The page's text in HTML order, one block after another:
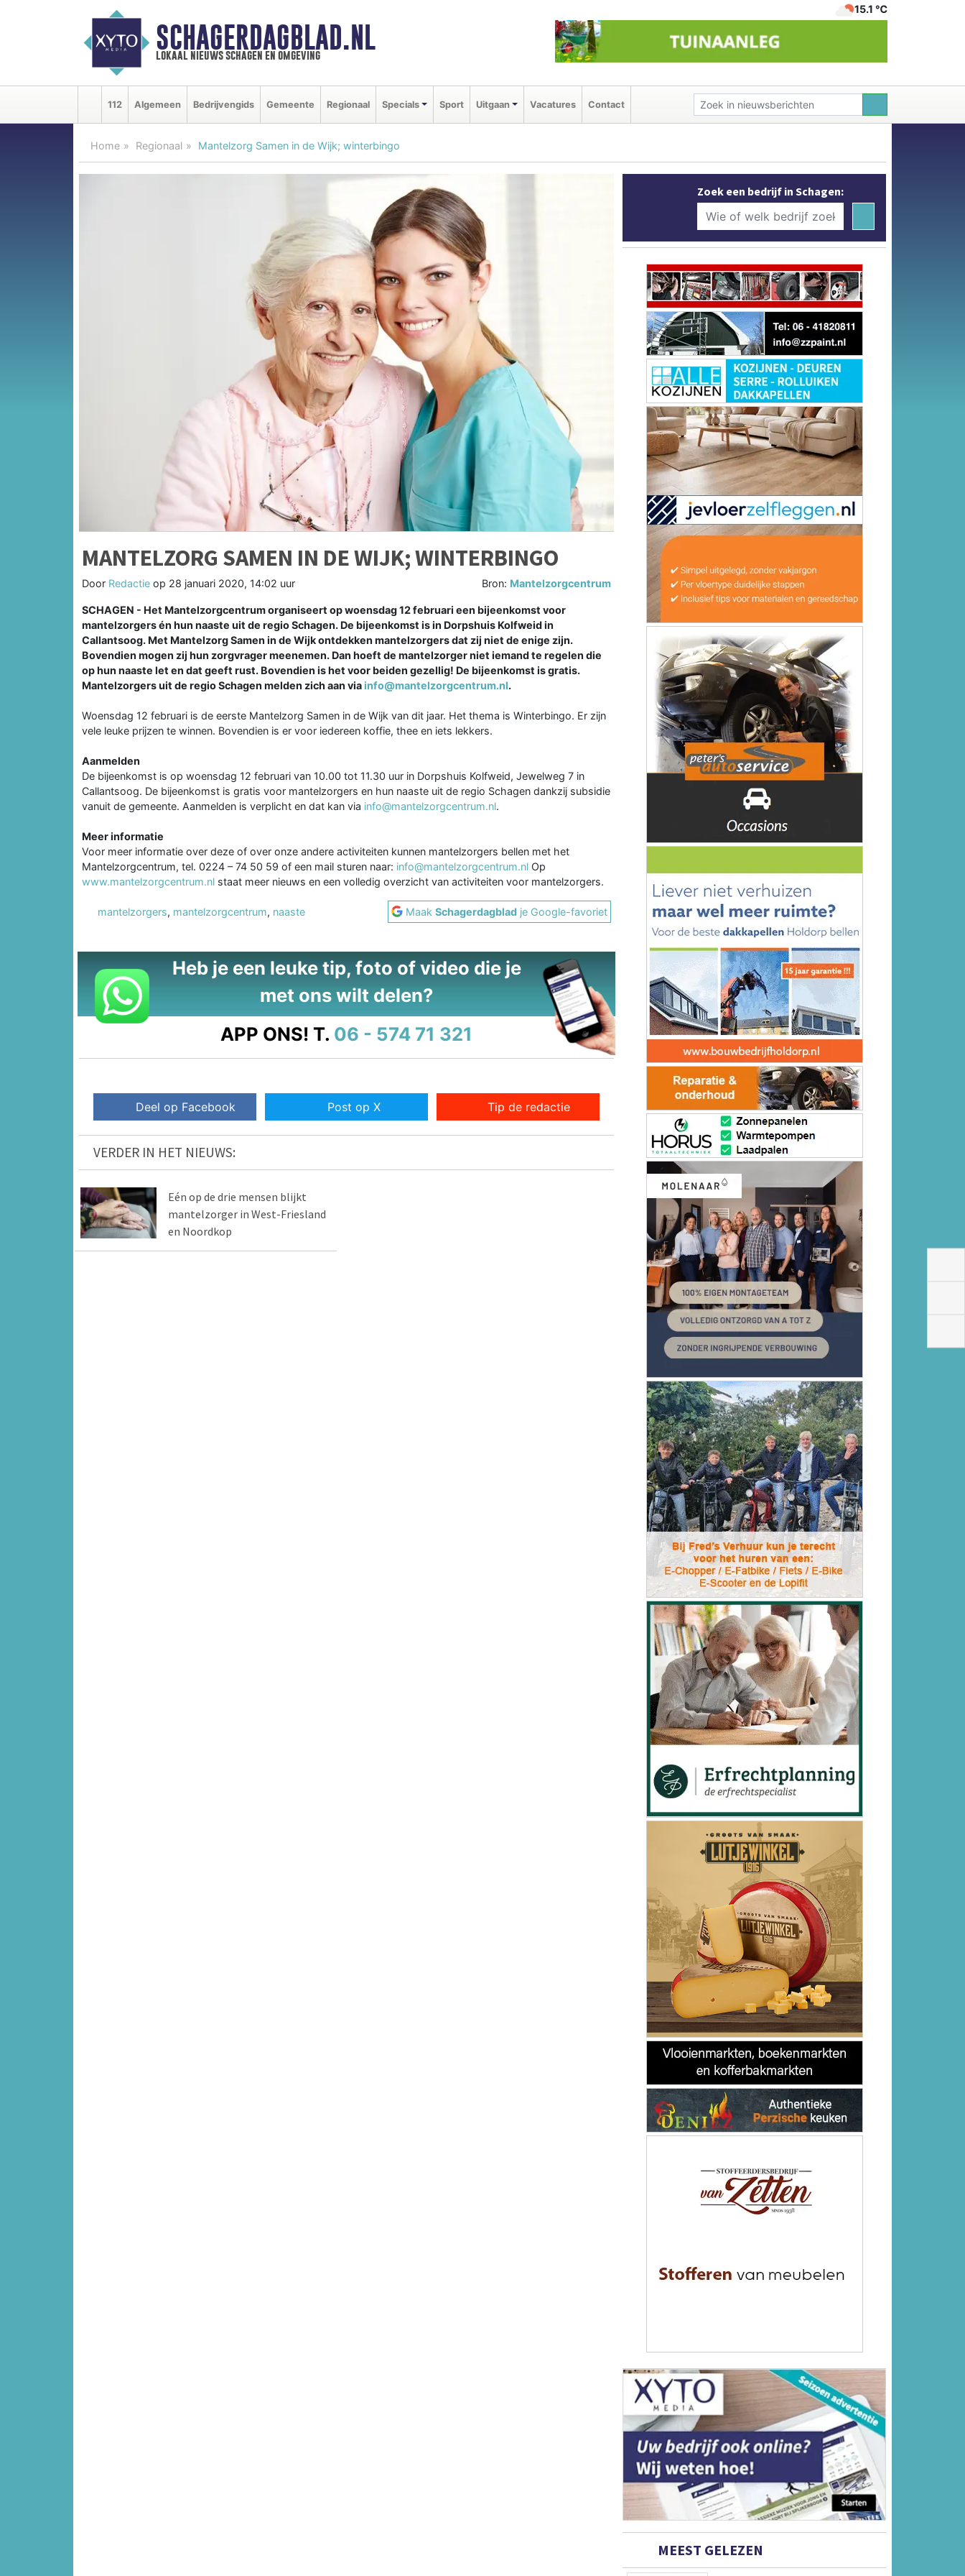
SCHAGERDAGBLAD.NL
lokaal nieuws schagen en omgeving
15.1 ℃
112 Algemeen Bedrijvengids Gemeente Regionaal Specials Sport Uitgaan Vacatures Contact
Home Regionaal Mantelzorg Samen in de Wijk; winterbingo
MANTELZORG SAMEN IN DE WIJK; WINTERBINGO
Door Redactie op 28 januari 2020, 14:02 uur Bron: Mantelzorgcentrum
SCHAGEN - Het Mantelzorgcentrum organiseert op woensdag 12 februari een bijeenkomst voor
mantelzorgers én hun naaste uit de regio Schagen. De bijeenkomst is in Dorpshuis Kolfweid in
Callantsoog. Met Mantelzorg Samen in de Wijk ontdekken mantelzorgers dat zij niet de enige zijn.
Bovendien mogen zij hun zorgvrager meenemen. Dan hoeft de mantelzorger niet iemand te regelen die
op hun naaste let en dat geeft rust. Bovendien is het voor beiden gezellig! De bijeenkomst is gratis.
Mantelzorgers uit de regio Schagen melden zich aan viainfo@mantelzorgcentrum.nl.
Woensdag 12 februari is de eerste Mantelzorg Samen in de Wijk van dit jaar. Het thema is Winterbingo. Er zijn
vele leuke prijzen te winnen. Bovendien is er voor iedereen koffie, thee en iets lekkers.
Aanmelden
De bijeenkomst is op woensdag 12 februari van 10.00 tot 11.30 uur in Dorpshuis Kolfweid, Jewelweg 7 in
Callantsoog. De bijeenkomst is gratis voor mantelzorgers en hun naaste uit de regio Schagen dankzij subsidie
vanuit de gemeente. Aanmelden is verplicht en dat kan via info@mantelzorgcentrum.nl.
Meer informatie
Voor meer informatie over deze of over onze andere activiteiten kunnen mantelzorgers bellen met het
Mantelzorgcentrum, tel. 0224 – 74 50 59 of een mail sturen naar: info@mantelzorgcentrum.nl Op
www.mantelzorgcentrum.nl staat meer nieuws en een volledig overzicht van activiteiten voor mantelzorgers.
mantelzorgers, mantelzorgcentrum, naaste MaakSchagerdagblad je Google-favoriet
Heb je een leuke tip, foto of video die je
met ons wilt delen?
APP ONS! T. 06 - 574 71 321
Deel op Facebook Post op X Tip de redactie
VERDER IN HET NIEUWS:
Eén op de drie mensen blijkt
mantelzorger in West-Friesland
en Noordkop
Zoek een bedrijf in Schagen:
MEEST GELEZEN